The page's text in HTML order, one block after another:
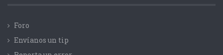
Foro
Envíanos un tip